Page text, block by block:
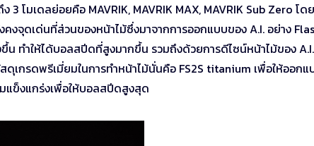
3 โมเดลย่อยคือ MAVRIK, MAVRIK MAX, MAVRIK Sub Zero โ
งจุดเด่นที่ส่วนของหน้าไม้ซึ่งมาจากการออกแบบของ A.I. อย่าง
น ทำให้ได้บอลสปีดที่สูงมากขึ้น รวมถึงด้วยการดีไซน์หน้าไม้ของ
เกรดพรีเมี่ยมในการทำหน้าไม้นั่นคือ FS2S titanium เพื่อให้ออกแ
แข็งแกร่งเพื่อให้บอลสปีดสูงสุด